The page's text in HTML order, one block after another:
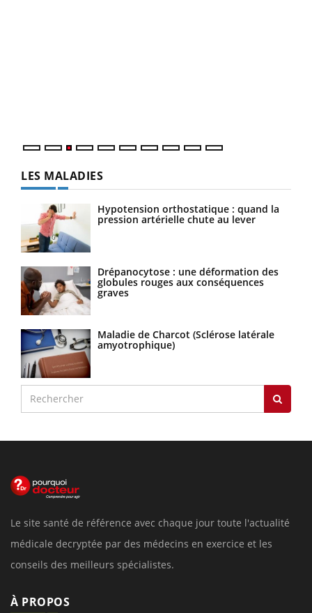
LES MALADIES
Hypotension orthostatique : quand la
pression artérielle chute au lever
Drépanocytose : une déformation des
globules rouges aux conséquences
graves
Maladie de Charcot (Sclérose latérale
amyotrophique)
Le site santé de référence avec chaque jour toute l'actualité
médicale decryptée par des médecins en exercice et les
conseils des meilleurs spécialistes.
À PROPOS